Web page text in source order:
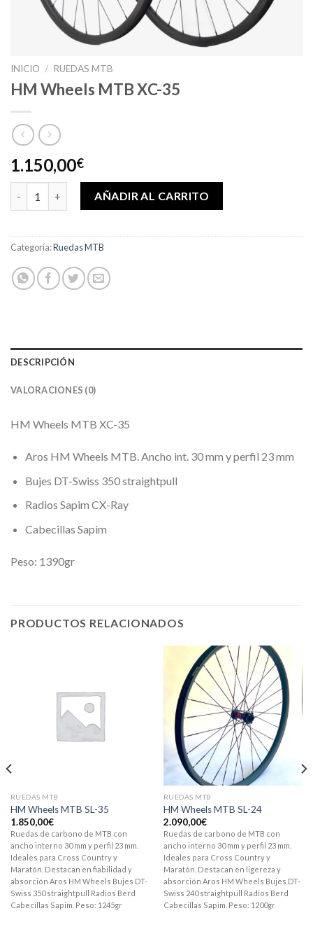
INICIO / RUEDAS MTB
HM Wheels MTB XC-35
1.150,00€
HM Wheels MTB XC-35 cantidad
AÑADIR AL CARRITO
Categoría:Ruedas MTB
DESCRIPCIÓN
VALORACIONES (0)
HM Wheels MTB XC-35
Aros HM Wheels MTB. Ancho int. 30 mm y perfil 23 mm
Bujes DT-Swiss 350 straightpull
Radios Sapim CX-Ray
Cabecillas Sapim
Peso: 1390gr
PRODUCTOS RELACIONADOS
RUEDAS MTB
HM Wheels MTB SL-35
1.850,00€
Ruedas de carbono de MTB con
ancho interno 30 mm y perfil 23 mm.
Ideales para Cross Country y
Maratón. Destacan en fiabilidad y
absorción Aros HM Wheels Bujes DT-
Swiss 350 straightpull Radios Berd
Cabecillas Sapim. Peso: 1245gr
RUEDAS MTB
HM Wheels MTB SL-24
2.090,00€
Ruedas de carbono de MTB con
ancho interno 30 mm y perfil 23 mm.
Ideales para Cross Country y
Maratón. Destacan en ligereza y
absorción Aros HM Wheels Bujes DT-
Swiss 240 straightpull Radios Berd
Cabecillas Sapim. Peso: 1200gr